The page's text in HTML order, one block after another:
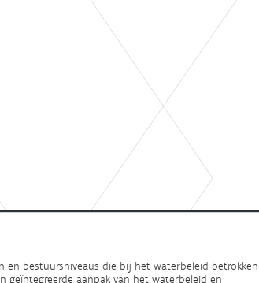
en bestuursniveaus die bij het waterbeleid betrokken
geïntegreerde aanpak van het waterbeleid en